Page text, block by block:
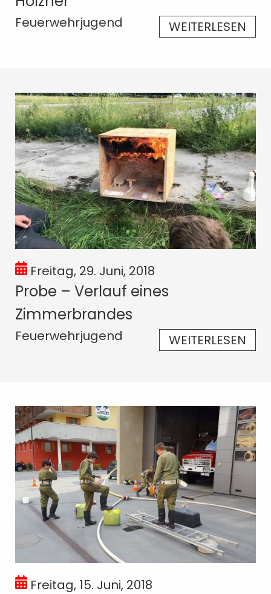
Feuerwehrjugend WEITERLESEN
Freitag, 29. Juni, 2018
Probe – Verlauf eines
Zimmerbrandes
Feuerwehrjugend WEITERLESEN
Freitag, 15. Juni, 2018